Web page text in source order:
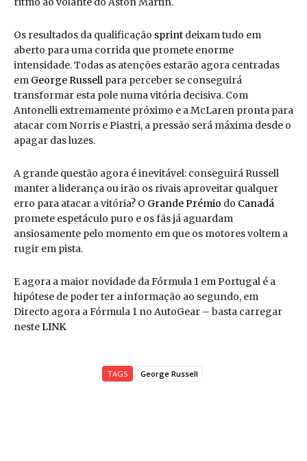
Os resultados da qualificação sprint deixam tudo em
aberto para uma corrida que promete enorme
intensidade. Todas as atenções estarão agora centradas
em George Russell para perceber se conseguirá
transformar esta pole numa vitória decisiva. Com
Antonelli extremamente próximo e a McLaren pronta para
atacar com Norris e Piastri, a pressão será máxima desde o
apagar das luzes.
A grande questão agora é inevitável: conseguirá Russell
manter a liderança ou irão os rivais aproveitar qualquer
erro para atacar a vitória? O Grande Prémio do Canadá
promete espetáculo puro e os fãs já aguardam
ansiosamente pelo momento em que os motores voltem a
rugir em pista.
E agora a maior novidade da Fórmula 1 em Portugal é a
hipótese de poder ter a informação ao segundo, em
Directo agora a Fórmula 1 no AutoGear – basta carregar
nesteLINK
TAGS George Russell